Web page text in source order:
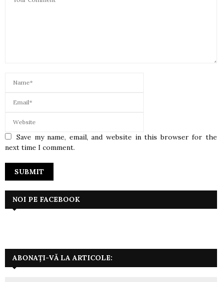
Save my name, email, and website in this browser for the
next time I comment.
NOI PE FACEBOOK
ABONAȚI-VĂ LA ARTICOLE: